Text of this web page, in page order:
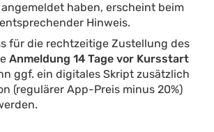
haben, erscheint beim
Hinweis.
für die rechtzeitige Zustellung des
Anmeldung 14 Tage vor Kursstart
ggf. ein digitales Skript zusätzlich
(regulärer App-Preis minus 20%)